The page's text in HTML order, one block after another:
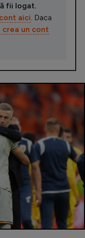
fii logat.
aici . Daca
crea un cont